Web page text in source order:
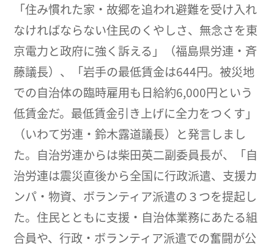
「住み慣れた家・故郷を追われ避難を受け入れ
なければならない住民のくやしさ、無念さを東
京電力と政府に強く訴える」（福島県労連・斉
藤議長）、「岩手の最低賃金は644円。被災地
での自治体の臨時雇用も日給約6,000円という
低賃金だ。最低賃金引き上げに全力をつくす」
（いわて労連・鈴木露道議長）と発言しまし
た。自治労連からは柴田英二副委員長が、「自
治労連は震災直後から全国に行政派遣、支援カ
ンパ・物資、ボランティア派遣の３つを提起し
た。住民とともに支援・自治体業務にあたる組
合員や、行政・ボランティア派遣での奮闘が公